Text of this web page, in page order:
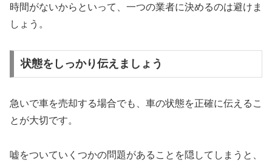
時間がないからといって、一つの業者に決めるのは避けま
しょう。
状態をしっかり伝えましょう
急いで車を売却する場合でも、車の状態を正確に伝えるこ
とが大切です。
嘘をついていくつかの問題があることを隠してしまうと、